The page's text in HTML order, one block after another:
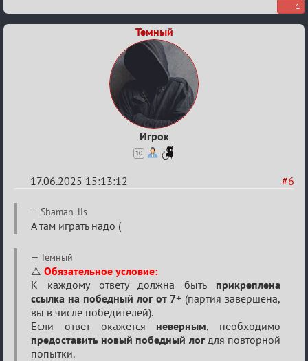
загадки"
1
Темный
Игрок
10
#6
17.06.2025 15:13:12
Re:
"Сумеречные
загадки"
Ars
Goetia
Shaman_lis
А там играть надо (
Темный
⚠️ Обязательное условие:
К каждому ответу должна быть прикреплена
ссылка на победный лог от 7+(партия завершена,
вы в числе победителей).
Если ответ окажется неверным, необходимо
предоставить новый победный логдля повторной
попытки.